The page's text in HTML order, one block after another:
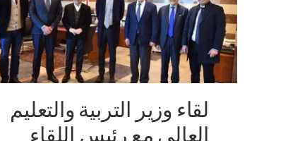
لقاء وزير التربية والتعليم
العالي مع رئيس اللقاء